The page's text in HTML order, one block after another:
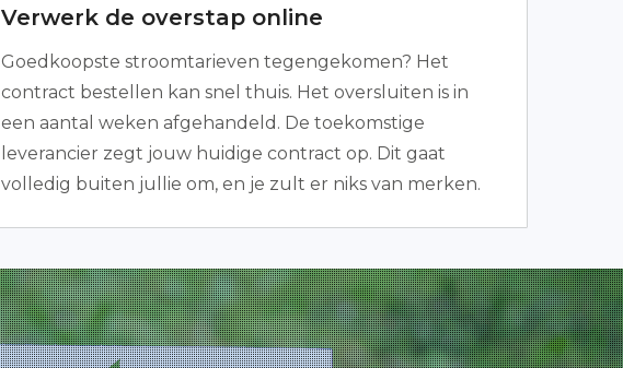
Verwerk de overstap online
Goedkoopste stroomtarieven tegengekomen? Het
contract bestellen kan snel thuis. Het oversluiten is in
een aantal weken afgehandeld. De toekomstige
leverancier zegt jouw huidige contract op. Dit gaat
volledig buiten jullie om, en je zult er niks van merken.